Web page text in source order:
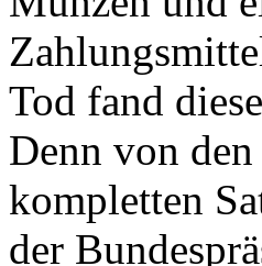
Tod fand
Denn von
kompletten
der